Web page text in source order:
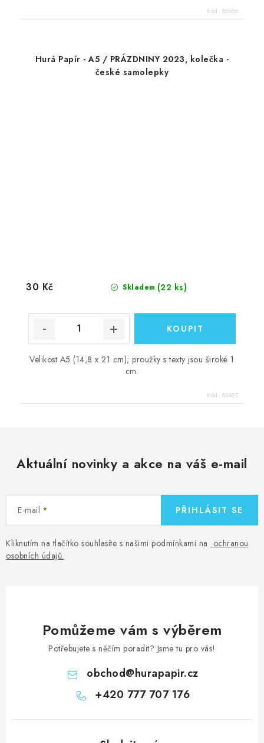
Kód: 85656
Hurá Papír - A5 / PRÁZDNINY 2023, kolečka -
české samolepky
Skladem (22 ks)
30 Kč
Velikost A5 (14,8 x 21 cm); proužky s texty jsou široké 1
cm.
Kód: 85657
Aktuální novinky a akce na váš e-mail
E-mail
Kliknutím na tlačítko souhlasíte s našimi podmínkami na ochranou
osobních údajů.
PŘIHLÁSIT SE
Pomůžeme vám s výběrem
Potřebujete s něčím poradit? Jsme tu pro vás!
obchod@hurapapir.cz
+420 777 707 176